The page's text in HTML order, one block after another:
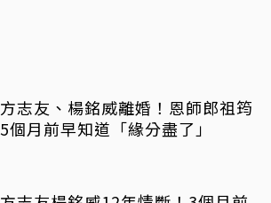
方志友、楊銘威離婚！恩師郎祖筠
5個月前早知道「緣分盡了」